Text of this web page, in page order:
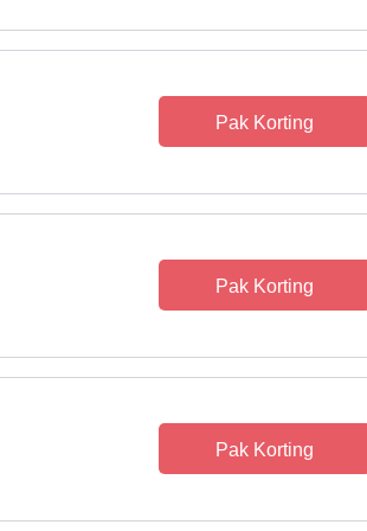
Pak Korting
Pak Korting
Pak Korting